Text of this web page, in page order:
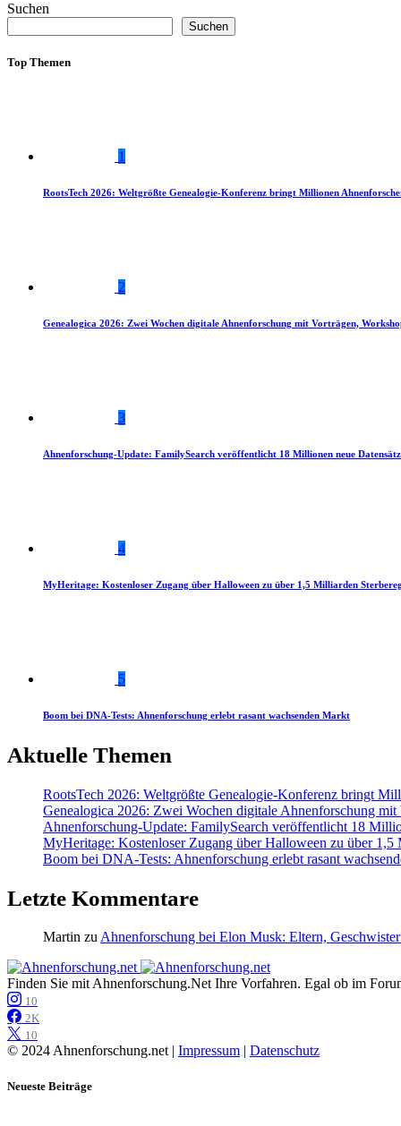
Suchen
Suchen
Top Themen
1
RootsTech 2026: Weltgrößte Genealogie-Konferenz bringt Millionen
2
Genealogica 2026: Zwei Wochen digitale Ahnenforschung mit Vorträgen,
3
Ahnenforschung-Update: FamilySearch veröffentlicht 18 Millionen neue
4
MyHeritage: Kostenloser Zugang über Halloween zu über 1,5 Milliarden
5
Boom bei DNA-Tests: Ahnenforschung erlebt rasant wachsenden Markt
Aktuelle Themen
RootsTech 2026: Weltgrößte Genealogie-Konferenz bringt
Genealogica 2026: Zwei Wochen digitale Ahnenforschung mit
Ahnenforschung-Update: FamilySearch veröffentlicht 18
MyHeritage: Kostenloser Zugang über Halloween zu über 1,5
Boom bei DNA-Tests: Ahnenforschung erlebt rasant
Letzte Kommentare
Martin zu Ahnenforschung bei Elon Musk: Eltern,
Finden Sie mit Ahnenforschung.Net Ihre Vorfahren. Egal ob im
10
2K
10
© 2024 Ahnenforschung.net | Impressum | Datenschutz
Neueste Beiträge